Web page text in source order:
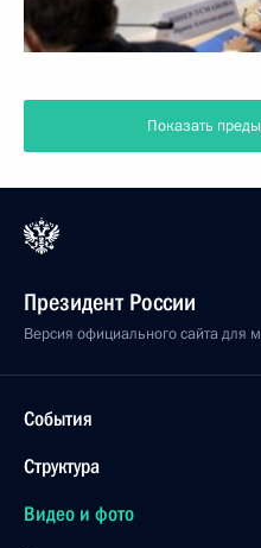
Показать
Президент России
Версия официального сайта для
События
Структура
Видео и фото